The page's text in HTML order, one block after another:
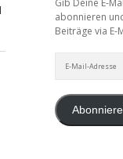
Gib Deine E-
abonnieren
Beiträge via E-
Mail-